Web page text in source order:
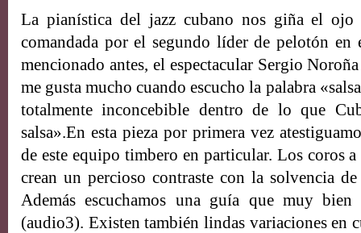
La pianística del jazz cubano nos giña el ojo
comandada por el segundo líder de pelotón en
mencionado antes, el espectacular Sergio
me gusta mucho cuando escucho la palabra
totalmente inconcebible dentro de lo que
salsa».En esta pieza por primera vez
de este equipo timbero en particular. Los coros
crean un percioso contraste con la solvencia
Además escuchamos una guía que muy
(audio3). Existen también lindas variaciones en